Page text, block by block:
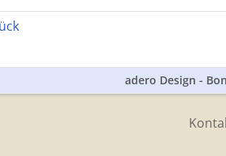
adero Design -